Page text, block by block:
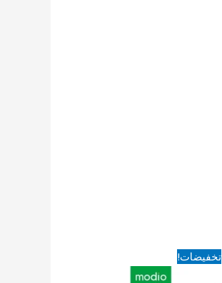
تخفيضات!
السعر
الأصلي
السعر
الحالي